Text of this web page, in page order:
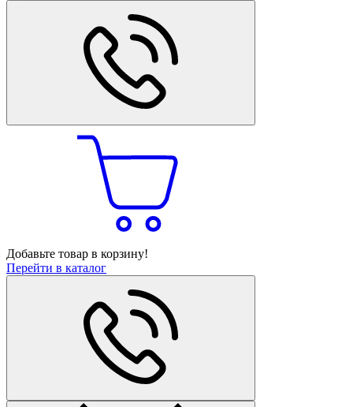
Добавьте товар в корзину!
Перейти в каталог